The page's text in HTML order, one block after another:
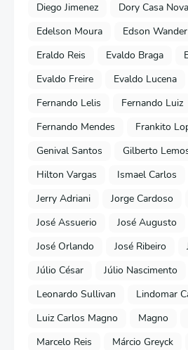
Diego Jimenez
Dory Casa Nova
Edelson Moura
Edson Wander
Eraldo Reis
Evaldo Braga
Evaldo Freire
Evaldo Lucena
Fernando Lelis
Fernando Luiz
Fernando Mendes
Frankito
Genival Santos
Gilberto
Hilton Vargas
Ismael Carlos
Jerry Adriani
Jorge Cardoso
José Assuerio
José Augusto
José Orlando
José Ribeiro
Júlio César
Júlio Nascimento
Leonardo Sullivan
Lindomar
Luiz Carlos Magno
Magno
Marcelo Reis
Márcio Greyck